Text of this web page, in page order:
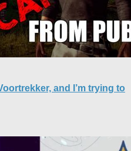
and I’m trying to